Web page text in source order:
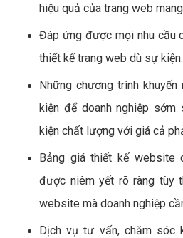
hiệu quả của trang web
Đáp ứng được mọi nhu cầu
thiết kế trang web dù sự kiện.
Những chương trình
kiện để doanh nghiệp
kiện chất lượng với giá cả
Bảng giá thiết kế website
được niêm yết rõ ràng tùy
website mà doanh nghiệp
Dịch vụ tư vấn, chăm sóc